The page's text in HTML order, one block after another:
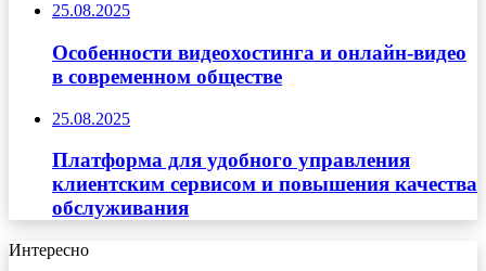
25.08.2025
Особенности видеохостинга и онлайн-видео
в современном обществе
25.08.2025
Платформа для удобного управления
клиентским сервисом и повышения качества
обслуживания
Интересно